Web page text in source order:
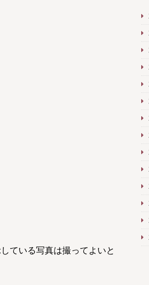
ている写真は撮ってよいと